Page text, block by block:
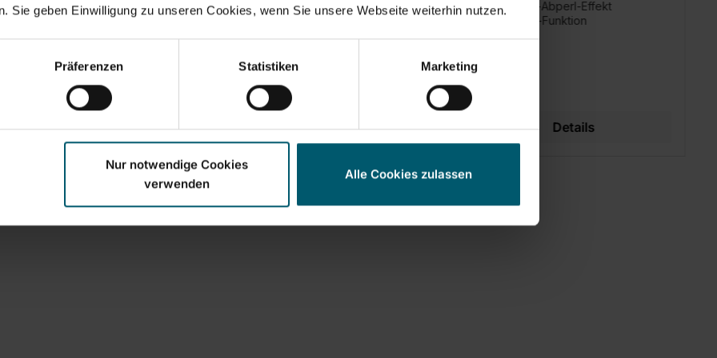
Sie geben Einwilligung zu unseren Cookies, wenn Sie unsere Webseite weiterhin nutzen.
Präferenzen Statistiken Marketing
Nur notwendige Cookies
verwenden
Alle Cookies zulassen
für Armaturen
Putzen dank 360°-
den Warenkorb
2-in-1 Gleichzeitiges Einsprühen
und Einwischen
Mit Glasreiniger Konzentrat
In den Warenkorb
Schmutz-Abperl-Effekt
Anti-Kalk-Funktion
Details